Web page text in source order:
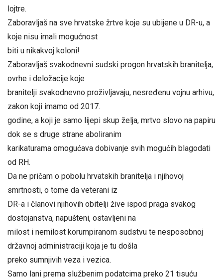
lojtre.
Zaboravljaš na sve hrvatske žrtve koje su ubijene u DR-u, a
koje nisu imali mogućnost
biti u nikakvoj koloni!
Zaboravljaš svakodnevni sudski progon hrvatskih branitelja,
ovrhe i deložacije koje
branitelji svakodnevno proživljavaju, nesređenu vojnu arhivu,
zakon koji imamo od 2017.
godine, a koji je samo lijepi skup želja, mrtvo slovo na papiru
dok se s druge strane aboliranim
karikaturama omogućava dobivanje svih mogućih blagodati
od RH.
Da ne pričam o pobolu hrvatskih branitelja i njihovoj
smrtnosti, o tome da veterani iz
DR-a i članovi njihovih obitelji žive ispod praga svakog
dostojanstva, napušteni, ostavljeni na
milost i nemilost korumpiranom sudstvu te nesposobnoj
državnoj administraciji koja je tu došla
preko sumnjivih veza i vezica.
Samo lani prema službenim podatcima preko 21 tisuću